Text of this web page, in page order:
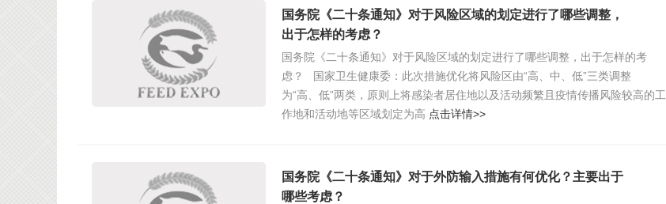
国务院《二十条通知》对于风险区域的划定进行了哪些调整，
出于怎样的考虑？
国务院《二十条通知》对于风险区域的划定进行了哪些调整，出于怎样的考
虑？ 国家卫生健康委：此次措施优化将风险区由“高、中、低”三类调整
为“高、低”两类，原则上将感染者居住地以及活动频繁且疫情传播风险较高的工
作地和活动地等区域划定为高 点击详情>>
国务院《二十条通知》对于外防输入措施有何优化？主要出于
哪些考虑？